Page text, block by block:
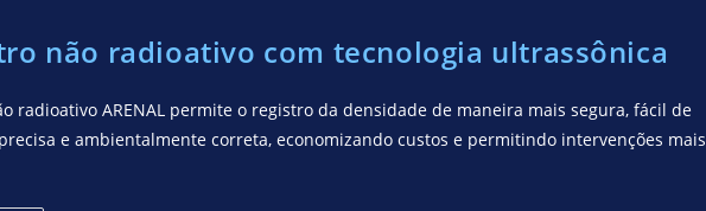
não radioativo com tecnologia ultrassônica
radioativo ARENAL permite o registro da densidade de maneira mais segura, fácil de
e ambientalmente correta, economizando custos e permitindo intervenções mais